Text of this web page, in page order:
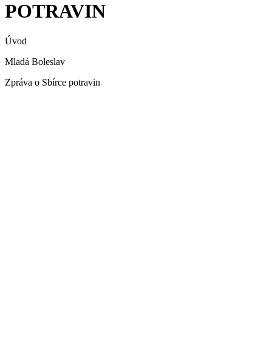
POTRAVIN
Úvod
Mladá Boleslav
Zpráva o Sbírce potravin